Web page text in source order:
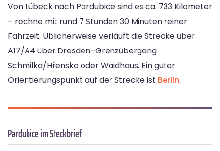
Von Lübeck nach Pardubice sind es ca. 733 Kilometer
– rechne mit rund 7 Stunden 30 Minuten reiner
Fahrzeit. Üblicherweise verläuft die Strecke über
A17/A4 über Dresden–Grenzübergang
Schmilka/Hřensko oder Waidhaus. Ein guter
Orientierungspunkt auf der Strecke ist Berlin.
Pardubice im Steckbrief